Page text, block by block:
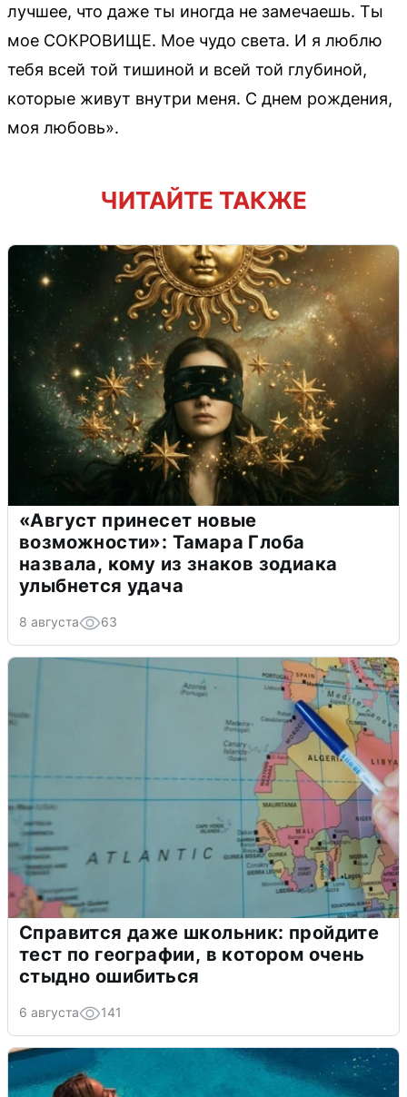
лучшее, что даже ты иногда не замечаешь. Ты
мое СОКРОВИЩЕ. Мое чудо света. И я люблю
тебя всей той тишиной и всей той глубиной,
которые живут внутри меня. С днем рождения,
моя любовь».
ЧИТАЙТЕ ТАКЖЕ
«Август принесет новые
возможности»: Тамара Глоба
назвала, кому из знаков зодиака
улыбнется удача
8 августа 63
Справится даже школьник: пройдите
тест по географии, в котором очень
стыдно ошибиться
6 августа 141